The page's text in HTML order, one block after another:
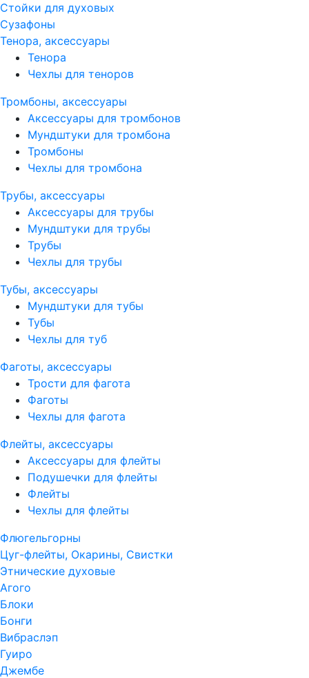
Стойки для духовых
Сузафоны
Тенора, аксессуары
Тенора
Чехлы для теноров
Тромбоны, аксессуары
Аксессуары для тромбонов
Мундштуки для тромбона
Тромбоны
Чехлы для тромбона
Трубы, аксессуары
Аксессуары для трубы
Мундштуки для трубы
Трубы
Чехлы для трубы
Тубы, аксессуары
Мундштуки для тубы
Тубы
Чехлы для туб
Фаготы, аксессуары
Трости для фагота
Фаготы
Чехлы для фагота
Флейты, аксессуары
Аксессуары для флейты
Подушечки для флейты
Флейты
Чехлы для флейты
Флюгельгорны
Цуг-флейты, Окарины, Свистки
Этнические духовые
Агого
Блоки
Бонги
Вибраслэп
Гуиро
Джембе